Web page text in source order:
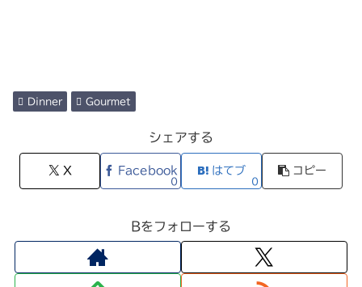
Dinner Gourmet
シェアする
X Facebook
0
はてブ
0
コピー
Bをフォローする